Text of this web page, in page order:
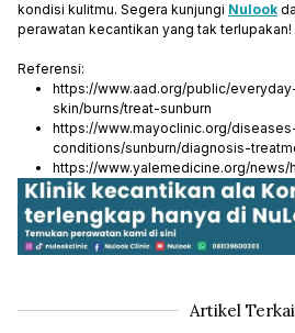
kondisi kulitmu. Segera kunjungi Nulook
perawatan kecantikan yang tak terlupakan!
Referensi:
https://www.aad.org/public/
skin/burns/treat-sunburn
https://www.mayoclinic.org/
conditions/sunburn/diagnosis-
https://www.yalemedicine.org/
Artikel